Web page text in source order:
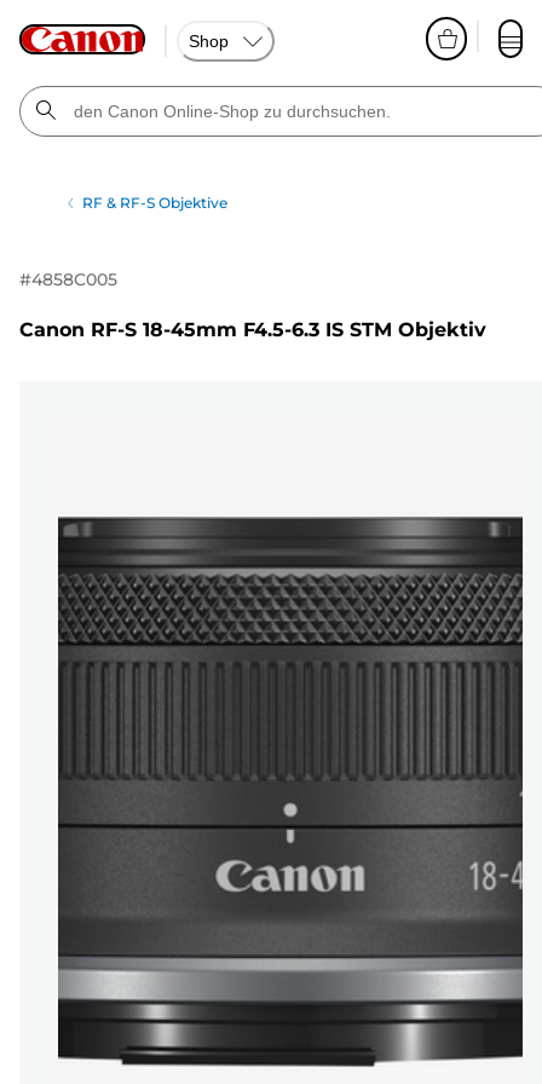
Shop
RF & RF-S Objektive
#4858C005
Canon RF-S 18-45mm F4.5-6.3 IS STM Objektiv